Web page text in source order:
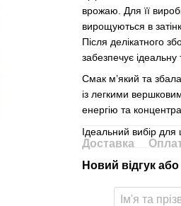
врожаю. Для її
вирощуються в
Після делікатного
забезпечує ідеальну
Смак м’який та
із легкими
енергію та
Ідеальний вибір для
Доставка
Новий відгук